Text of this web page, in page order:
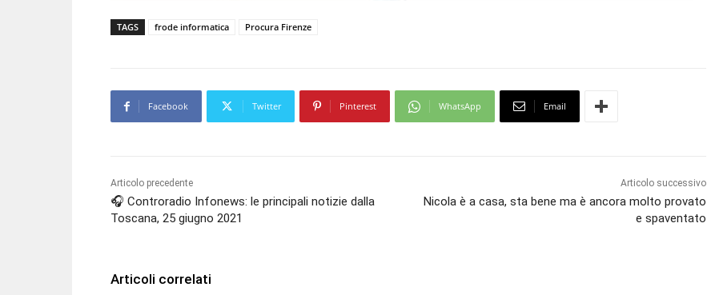
TAGS frode informatica Procura Firenze
Facebook Twitter Pinterest WhatsApp Email
Articolo precedente
🎧 Controradio Infonews: le principali notizie dalla
Toscana, 25 giugno 2021
Articolo successivo
Nicola è a casa, sta bene ma è ancora molto provato
e spaventato
Articoli correlati